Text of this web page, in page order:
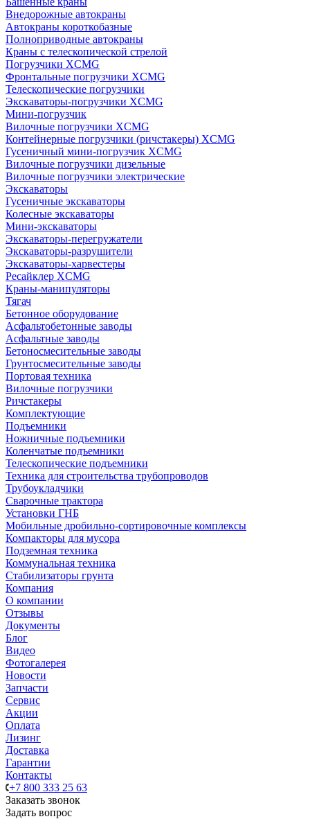
Внедорожные автокраны
Автокраны короткобазные
Полноприводные автокраны
Краны с телескопической стрелой
Погрузчики XCMG
Фронтальные погрузчики XCMG
Телескопические погрузчики
Экскаваторы-погрузчики XCMG
Мини-погрузчик
Вилочные погрузчики XCMG
Контейнерные погрузчики (ричстакеры) XCMG
Гусеничный мини-погрузчик XCMG
Вилочные погрузчики дизельные
Вилочные погрузчики электрические
Экскаваторы
Гусеничные экскаваторы
Колесные экскаваторы
Мини-экскаваторы
Экскаваторы-перегружатели
Экскаваторы-разрушители
Экскаваторы-харвестеры
Ресайклер XCMG
Краны-манипуляторы
Тягач
Бетонное оборудование
Асфальтобетонные заводы
Асфальтные заводы
Бетоносмесительные заводы
Грунтосмесительные заводы
Портовая техника
Вилочные погрузчики
Ричстакеры
Комплектующие
Подъемники
Ножничные подъемники
Коленчатые подъемники
Телескопические подъемники
Техника для строительства трубопроводов
Трубоукладчики
Сварочные трактора
Установки ГНБ
Мобильные дробильно-сортировочные комплексы
Компакторы для мусора
Подземная техника
Коммунальная техника
Стабилизаторы грунта
Компания
О компании
Отзывы
Документы
Блог
Видео
Фотогалерея
Новости
Запчасти
Сервис
Акции
Оплата
Лизинг
Доставка
Гарантии
Контакты
+7 800 333 25 63
Заказать звонок
Задать вопрос